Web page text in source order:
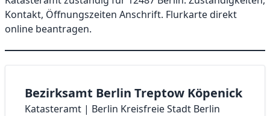
Kontakt, Öffnungszeiten Anschrift. Flurkarte direkt
online beantragen.
Bezirksamt Berlin Treptow Köpenick
Katasteramt | Berlin Kreisfreie Stadt Berlin